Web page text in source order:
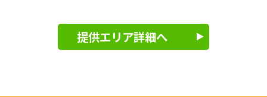
提供エリア詳細へ